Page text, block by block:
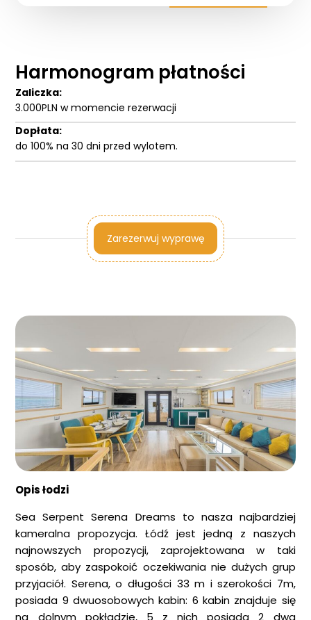
Blog
Harmonogram płatności
Zaliczka:
3.000PLN w momencie rezerwacji
Dopłata:
do 100% na 30 dni przed wylotem.
Zarezerwuj wyprawę
Opis łodzi
Sea Serpent Serena Dreams to nasza najbardziej
kameralna propozycja. Łódź jest jedną z naszych
najnowszych propozycji, zaprojektowana w taki
sposób, aby zaspokoić oczekiwania nie dużych grup
przyjaciół. Serena, o długości 33 m i szerokości 7m,
posiada 9 dwuosobowych kabin: 6 kabin znajduje się
na dolnym pokładzie, 5 z nich posiada 2 dwa